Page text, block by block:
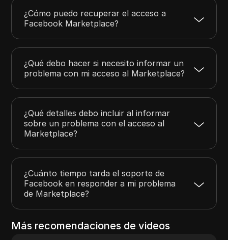
¿Cómo puedo recuperar el acceso a
Facebook Marketplace?
¿Qué debo hacer si necesito informar un
problema con mi acceso al Marketplace?
¿Qué detalles debo incluir al informar
sobre un problema con el acceso al
Marketplace?
¿Cuánto tiempo tarda el soporte de
Facebook en responder a mi problema
de Marketplace?
Más recomendaciones de videos